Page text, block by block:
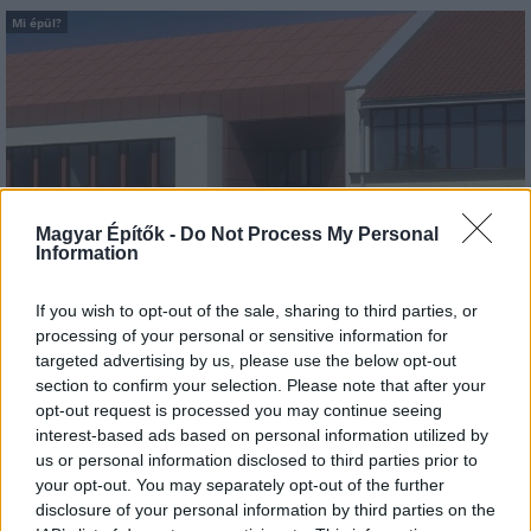
Magyar Építők - Do Not Process My Personal
Information
If you wish to opt-out of the sale, sharing to third parties, or
processing of your personal or sensitive information for
targeted advertising by us, please use the below opt-out
section to confirm your selection. Please note that after your
opt-out request is processed you may continue seeing
interest-based ads based on personal information utilized by
us or personal information disclosed to third parties prior to
your opt-out. You may separately opt-out of the further
disclosure of your personal information by third parties on the
Mi épül?
Hódmezővásárhely iskolaépítés oktatási beruházás FERROÉP Zrt.
Másfélszeresére bővítik Hódmezővásárhely jó hírű
református iskoláját
A Szőnyi Benjámin Általános Iskola fejlesztését a FERROÉP
kivitelezheti; a munkák csaknem egy évig tartanak majd.
Mi épül?